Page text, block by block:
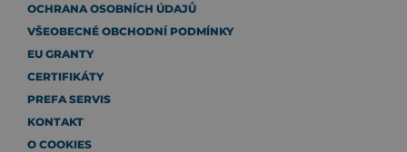
OCHRANA OSOBNÍCH ÚDAJŮ
VŠEOBECNÉ OBCHODNÍ PODMÍNKY
EU GRANTY
CERTIFIKÁTY
PREFA SERVIS
KONTAKT
O COOKIES